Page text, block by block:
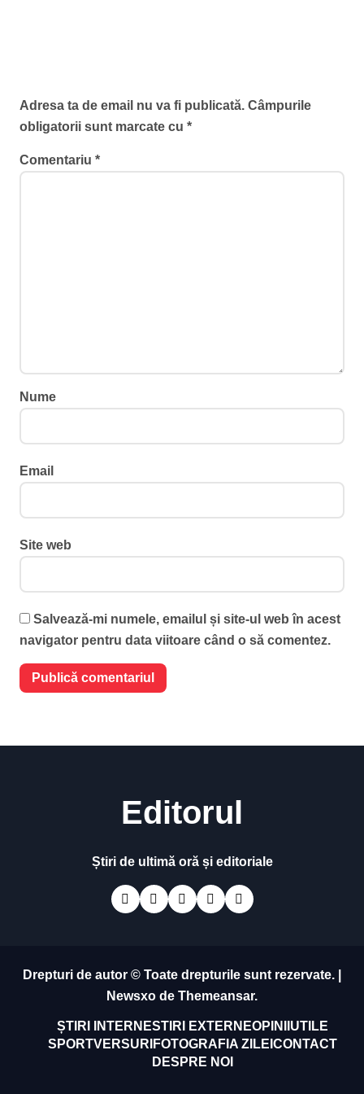
Adresa ta de email nu va fi publicată. Câmpurile
obligatorii sunt marcate cu *
Comentariu *
Nume
Email
Site web
Salvează-mi numele, emailul și site-ul web în acest
navigator pentru data viitoare când o să comentez.
Editorul
Știri de ultimă oră și editoriale
Drepturi de autor © Toate drepturile sunt rezervate.
Newsxo de Themeansar.
ȘTIRI INTERNESTIRI EXTERNEOPINII UTILE
SPORTVERSURI FOTOGRAFIA ZILEI CONTACT
DESPRE NOI